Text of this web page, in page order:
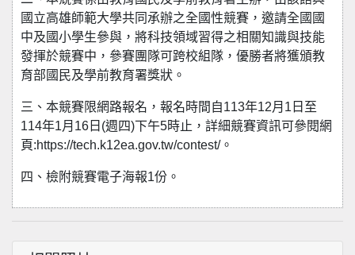
國立高雄師範大學共同承辦之全國性競賽，邀請全國國
中及國小學生參與，將科技領域習得之相關知識與技能
發揮於競賽中，參賽團隊可跨校組隊，優勝者將獲頒教
育部國民及學前教育署獎狀。
三、本競賽限網路報名，報名時間自113年12月1日至
114年1月16日(週四)下午5時止，詳細競賽資訊可參閱網
頁:https://tech.k12ea.gov.tw/contest/。
四、檢附競賽電子海報1份。